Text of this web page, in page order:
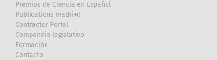
Premios de Ciencia en Español
Publications madri+d
Contractor Portal
Compendio legislativo
Formación
Contacto